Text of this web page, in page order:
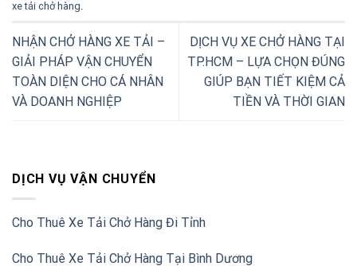
DỊCH VỤ VẬN CHUYỂN
Cho Thuê Xe Tải Chở Hàng Đi Tỉnh
Cho Thuê Xe Tải Chở Hàng Tại Bình Dương
xe tải chở hàng.
NHẬN CHỞ HÀNG XE TẢI –
GIẢI PHÁP VẬN CHUYỂN
TOÀN DIỆN CHO CÁ NHÂN
VÀ DOANH NGHIỆP
DỊCH VỤ XE CHỞ HÀNG TẠI
TP.HCM – LỰA CHỌN ĐÚNG
GIÚP BẠN TIẾT KIỆM CẢ
TIỀN VÀ THỜI GIAN